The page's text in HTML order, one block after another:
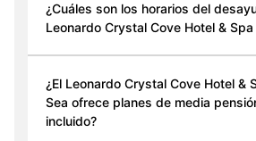
¿Cuáles son los horarios del
Leonardo Crystal Cove Hotel &
¿El Leonardo Crystal Cove Hotel &
Sea ofrece planes de media
incluido?